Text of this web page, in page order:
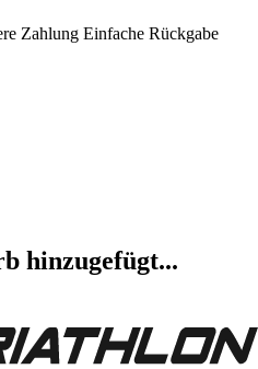
Zahlung Einfache Rückgabe
hinzugefügt...